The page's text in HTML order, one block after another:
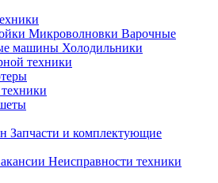
Микроволновки Варочные
машины Холодильники
техники
Запчасти и комплектующие
Неисправности техники